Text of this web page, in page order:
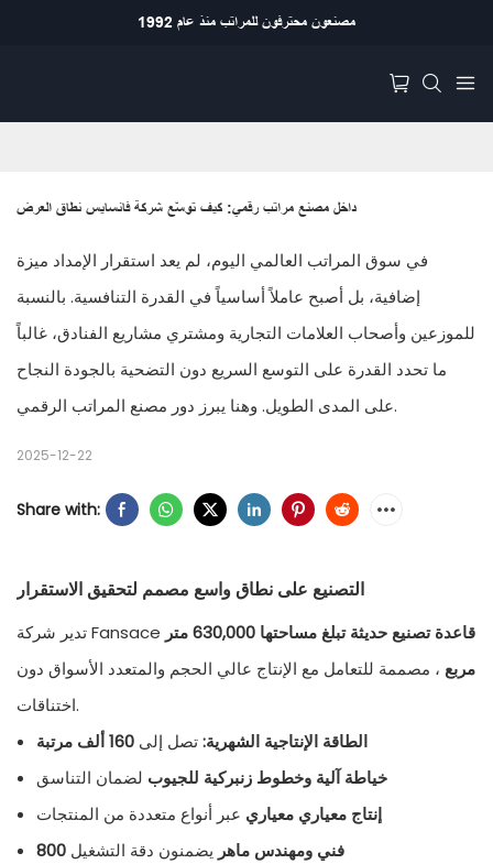
مصنعون محترفون للمراتب منذ عام 1992
داخل مصنع مراتب رقمي: كيف توسّع شركة فانسايس نطاق العرض
في سوق المراتب العالمي اليوم، لم يعد استقرار الإمداد ميزة
إضافية، بل أصبح عاملاً أساسياً في القدرة التنافسية. بالنسبة
للموزعين وأصحاب العلامات التجارية ومشتري مشاريع الفنادق، غالباً
ما تحدد القدرة على التوسع السريع دون التضحية بالجودة النجاح
على المدى الطويل. وهنا يبرز دور مصنع المراتب الرقمي.
2025-12-22
Share with:
التصنيع على نطاق واسع مصمم لتحقيق الاستقرار
تدير شركة Fansace قاعدة تصنيع حديثة تبلغ مساحتها 630,000 متر
مربع ، مصممة للتعامل مع الإنتاج عالي الحجم والمتعدد الأسواق دون
اختناقات.
الطاقة الإنتاجية الشهرية:تصل إلى 160 ألف مرتبة
خياطة آلية وخطوط زنبركية للجيوب لضمان التناسق
إنتاج معياري معياري عبر أنواع متعددة من المنتجات
800 فني ومهندس ماهر يضمنون دقة التشغيل